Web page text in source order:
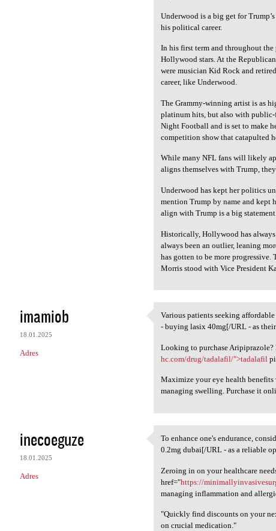
Underwood is a big get for
his political career.
In his first term and throughout the
Hollywood stars. At the
were musician Kid Rock and
career, like Underwood.
The Grammy-winning artist is as
platinum hits, but also with public-
Night Football and is set to make
competition show that catapulted
While many NFL fans will likely
aligns themselves with Trump,
Underwood has kept her politics
mention Trump by name and
align with Trump is a big
Historically, Hollywood has
always been an outlier, leaning
has gotten to be more
Morris stood with Vice President
imamiob
18.01.2025
Adres
Various patients seeking
Various patients seeking
- buying lasix 40mg[/URL - as
Looking to purchase
hc.com/drug/tadalafil/">tadalafil
Maximize your eye health
managing swelling. Purchase it
inecoeguze
18.01.2025
Adres
To enhance one's
To enhance one's endurance,
0.2mg dubai[/URL - as a reliable
Zeroing in on your healthcare
href="https://
managing inflammation and
"Quickly find discounts on your
on crucial medication."